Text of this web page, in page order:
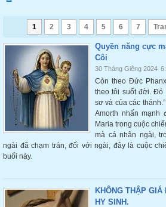
1 2 3 4 5 6 7
Quyền năng cực
Côi
30 Tháng Giêng 2024
Còn theo Đức
theo tôi suốt đời.
sơ và của các
Amorth nhấn mạnh
Maria trong cuộc
mà cá nhân ngài,
ngài đã chạm trán, đối với ngài, đây là cuộc
buổi này.
KHÔNG THẬP
HY SINH.